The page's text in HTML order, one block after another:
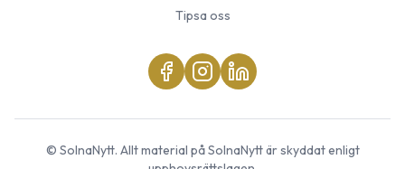
Tipsa oss
© SolnaNytt. Allt material påSolnaNyttär skyddat enligt